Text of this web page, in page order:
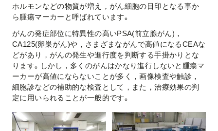
ホルモンなどの物質が増え，がん細胞の目印となる事か
ら腫瘍マーカーと呼ばれています。
がんの発症部位に特異性の高いPSA(前立腺がん)，
CA125(卵巣がん)や，さまざまながんで高値になるCEAな
どがあり，がんの発生や進行度を判断する手掛かりとな
ります。しかし，多くのがんはかなり進行しないと腫瘍マ
ーカーが高値にならないことが多く，画像検査や触診，
細胞診などの補助的な検査として，また，治療効果の判
定に用いられることが一般的です。